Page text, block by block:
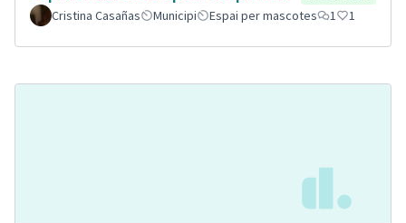
Cristina Casañas
Municipi Espai per mascotes 1 1